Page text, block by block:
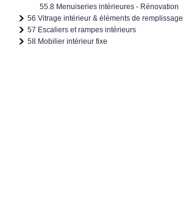
55.8 Menuiseries intérieures - Rénovation
56 Vitrage intérieur & éléments de remplissage
57 Escaliers et rampes intérieurs
58 Mobilier intérieur fixe